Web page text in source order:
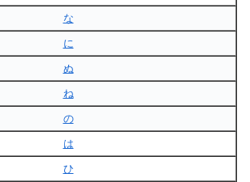
な
に
ぬ
ね
の
は
ひ